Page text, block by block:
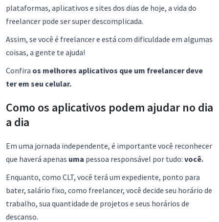
plataformas, aplicativos e sites dos dias de hoje, a vida do
freelancer pode ser super descomplicada.
Assim, se você é freelancer e está com dificuldade em algumas
coisas, a gente te ajuda!
Confira os melhores aplicativos que um freelancer deve
ter em seu celular.
Como os aplicativos podem ajudar no dia
a dia
Em uma jornada independente, é importante você reconhecer
que haverá apenas uma pessoa responsável por tudo: você.
Enquanto, como CLT, você terá um expediente, ponto para
bater, salário fixo, como freelancer, você decide seu horário de
trabalho, sua quantidade de projetos e seus horários de
descanso.